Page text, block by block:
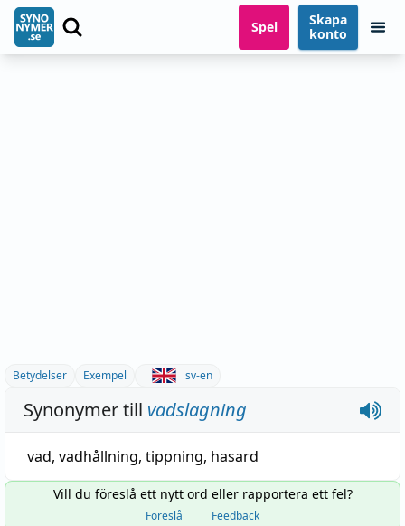
Spel
Skapa
konto
Betydelser Exempel sv-en
Synonymer till vadslagning
vad, vadhållning, tippning, hasard
Vill du föreslå ett nytt ord eller rapportera ett fel?
Föreslå Feedback